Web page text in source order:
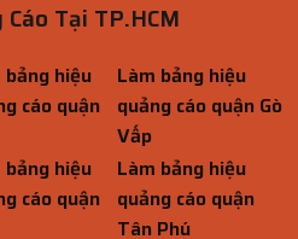
Tại TP.HCM
bảng hiệu
cáo quận
Làm bảng hiệu
quảng cáo quận Gò
Vấp
bảng hiệu
cáo quận
Làm bảng hiệu
quảng cáo quận
Tân Phú